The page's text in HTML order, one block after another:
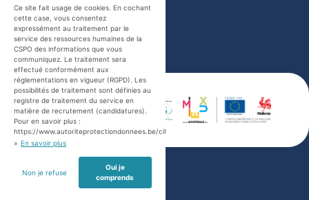
Ce site fait usage de cookies. En cochant
cette case, vous consentez
expressément au traitement par le
service des ressources humaines de la
CSPO des informations que vous
communiquez. Le traitement sera
effectué conformément aux
réglementations en vigueur (RGPD). Les
possibilités de traitement sont définies au
registre de traitement du service en
matière de recrutement (candidatures).
Pour en savoir plus :
https://www.autoriteprotectiondonnees.be/citoyen
» En savoir plus
Non je refuse
Oui je
comprends
Urgences
+32 10 43 73 56
Contact
Facebook
TwitterYouTubeLinkedIn
certifications